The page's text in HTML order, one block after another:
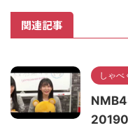
関連記事
しゃべ